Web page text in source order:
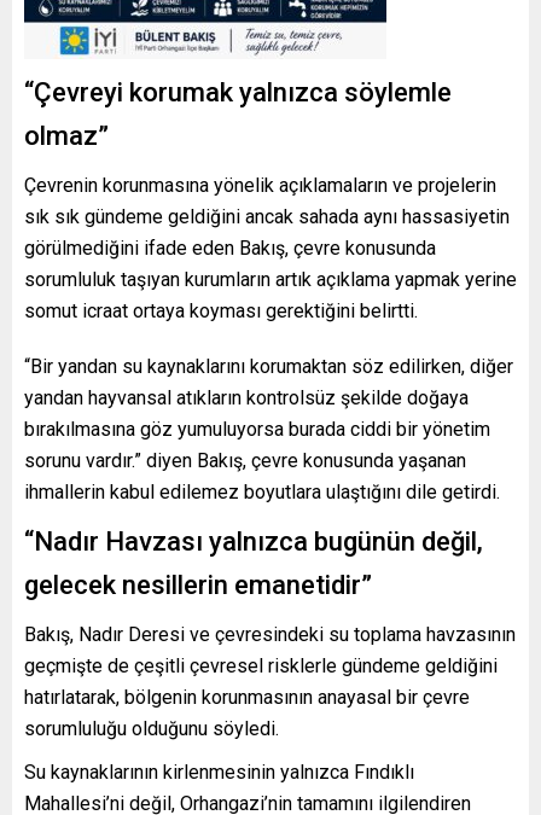
“Çevreyi korumak yalnızca söylemle
olmaz”
Çevrenin korunmasına yönelik açıklamaların ve projelerin
sık sık gündeme geldiğini ancak sahada aynı hassasiyetin
görülmediğini ifade eden Bakış, çevre konusunda
sorumluluk taşıyan kurumların artık açıklama yapmak yerine
somut icraat ortaya koyması gerektiğini belirtti.
“Bir yandan su kaynaklarını korumaktan söz edilirken, diğer
yandan hayvansal atıkların kontrolsüz şekilde doğaya
bırakılmasına göz yumuluyorsa burada ciddi bir yönetim
sorunu vardır.” diyen Bakış, çevre konusunda yaşanan
ihmallerin kabul edilemez boyutlara ulaştığını dile getirdi.
“Nadır Havzası yalnızca bugünün değil,
gelecek nesillerin emanetidir”
Bakış, Nadır Deresi ve çevresindeki su toplama havzasının
geçmişte de çeşitli çevresel risklerle gündeme geldiğini
hatırlatarak, bölgenin korunmasının anayasal bir çevre
sorumluluğu olduğunu söyledi.
Su kaynaklarının kirlenmesinin yalnızca Fındıklı
Mahallesi’ni değil, Orhangazi’nin tamamını ilgilendiren